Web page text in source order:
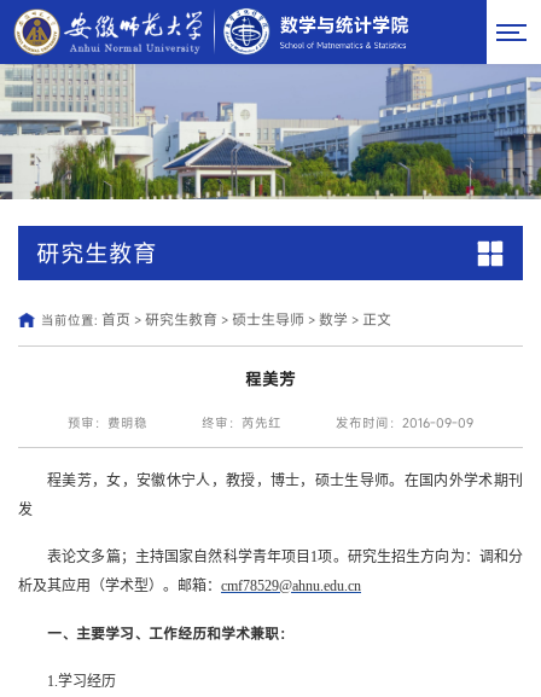
研究生教育
当前位置: 首页 > 研究生教育 > 硕士生导师 > 数学 > 正文
程美芳
预审：费明稳 终审：芮先红 发布时间：2016-09-09
程美芳，女，安徽休宁人，教授，博士，硕士生导师。在国内外学术期刊
发
表论文多篇；主持国家自然科学青年项目1项。研究生招生方向为：调和分
析及其应用（学术型）。邮箱： cmf78529@ahnu.edu.cn
一、主要学习、工作经历和学术兼职：
1.学习经历